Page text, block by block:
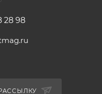
28 98